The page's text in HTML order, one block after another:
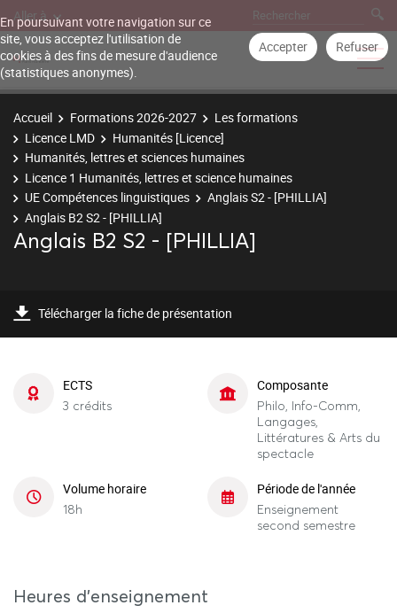
En poursuivant votre navigation sur ce
site, vous acceptez l'utilisation de
cookies à des fins de mesure d'audience
(statistiques anonymes).
Accepter Refuser
Aller à
Accueil Formations 2026-2027
Les formations
Licence LMD
Humanités [Licence]
Humanités, lettres et sciences humaines
Licence 1 Humanités, lettres et science humaines
UE Compétences linguistiques
Anglais S2 - [PHILLIA]
Anglais B2 S2 - [PHILLIA]
Anglais B2 S2 - [PHILLIA]
Télécharger la fiche de présentation
ECTS
3 crédits
Composante
Philo, Info-Comm,
Langages,
Littératures & Arts du
spectacle
Volume horaire
18h
Période de l'année
Enseignement
second semestre
Heures d'enseignement